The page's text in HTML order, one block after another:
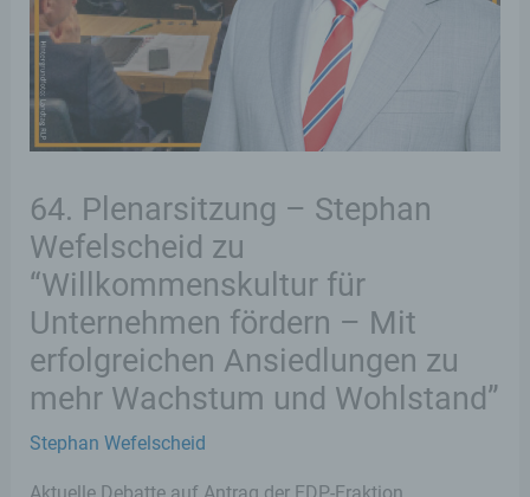
64. Plenarsitzung – Stephan
Wefelscheid zu
“Willkommenskultur für
Unternehmen fördern – Mit
erfolgreichen Ansiedlungen zu
mehr Wachstum und Wohlstand”
Stephan Wefelscheid